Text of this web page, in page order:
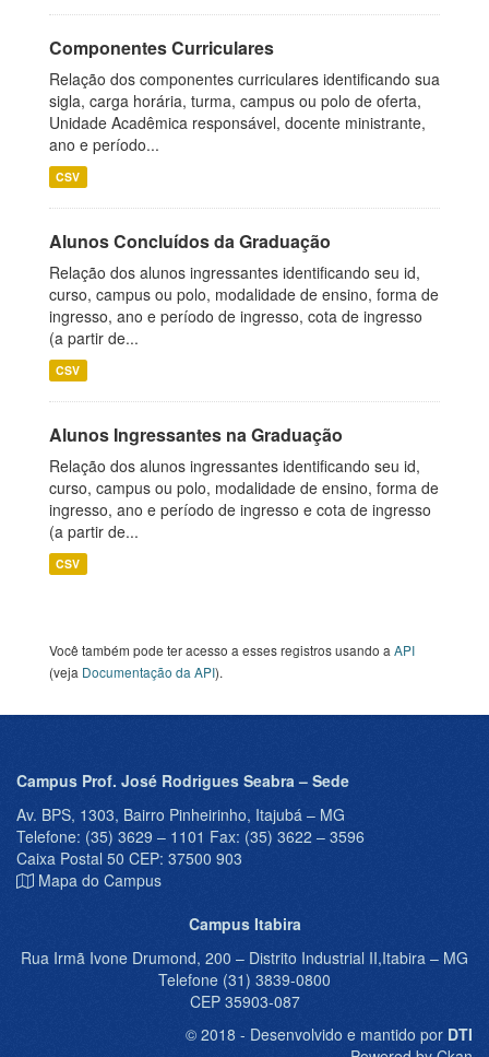
Componentes Curriculares
Relação dos componentes curriculares identificando sua
sigla, carga horária, turma, campus ou polo de oferta,
Unidade Acadêmica responsável, docente ministrante,
ano e período...
CSV
Alunos Concluídos da Graduação
Relação dos alunos ingressantes identificando seu id,
curso, campus ou polo, modalidade de ensino, forma de
ingresso, ano e período de ingresso, cota de ingresso
(a partir de...
CSV
Alunos Ingressantes na Graduação
Relação dos alunos ingressantes identificando seu id,
curso, campus ou polo, modalidade de ensino, forma de
ingresso, ano e período de ingresso e cota de ingresso
(a partir de...
CSV
Você também pode ter acesso a esses registros usando a API
(veja Documentação da API).
Campus Prof. José Rodrigues Seabra – Sede
Av. BPS, 1303, Bairro Pinheirinho, Itajubá – MG
Telefone: (35) 3629 – 1101 Fax: (35) 3622 – 3596
Caixa Postal 50 CEP: 37500 903
Mapa do Campus
Campus Itabira
Rua Irmã Ivone Drumond, 200 – Distrito Industrial II,Itabira – MG
Telefone (31) 3839-0800
CEP 35903-087
© 2018 - Desenvolvido e mantido por DTI